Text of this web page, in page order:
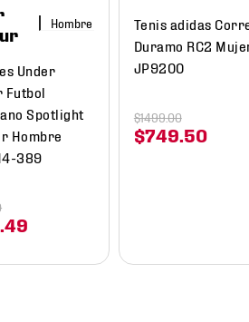
Hombre
Under
Futbol
Spotlight
Hombre
389
.49
Tenis adidas
Duramo RC2
JP9200
$749 50
$1499.00